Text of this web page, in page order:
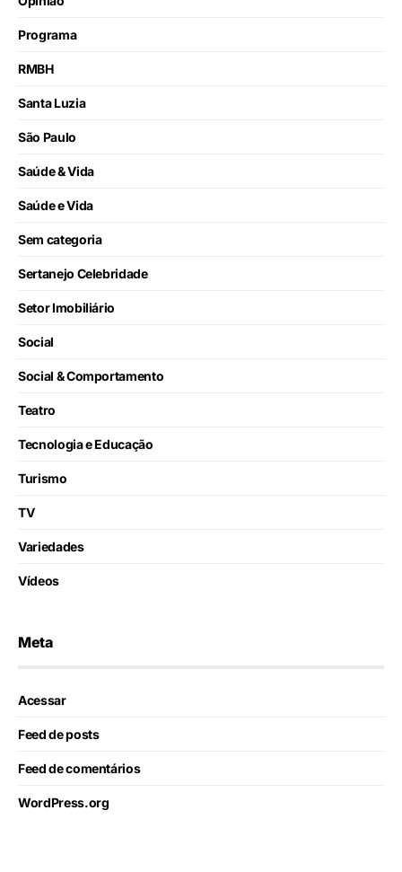
Programa
RMBH
Santa Luzia
São Paulo
Saúde & Vida
Saúde e Vida
Sem categoria
Sertanejo Celebridade
Setor Imobiliário
Social
Social & Comportamento
Teatro
Tecnologia e Educação
Turismo
TV
Variedades
Vídeos
Meta
Acessar
Feed de posts
Feed de comentários
WordPress.org